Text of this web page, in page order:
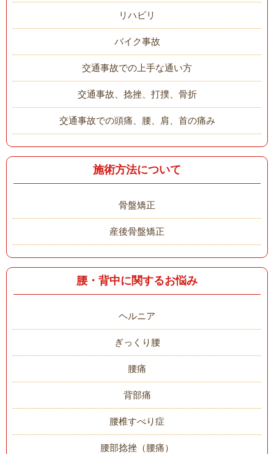
リハビリ
バイク事故
交通事故での上手な通い方
交通事故、捻挫、打撲、骨折
交通事故での頭痛、腰、肩、首の痛み
施術方法について
骨盤矯正
産後骨盤矯正
腰・背中に関するお悩み
ヘルニア
ぎっくり腰
腰痛
背部痛
腰椎すべり症
腰部捻挫（腰痛）